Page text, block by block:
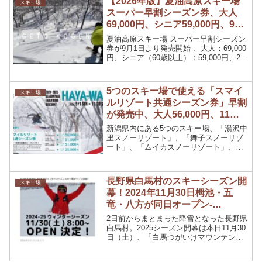
スキー場
スーパー早割シーズン券、大人
69,000円、シニア59,000円、9月
1日～、雪オジ61でリフト券が無
料に
夏油高原スキー場 スーパー早割シーズン
券が9月1日より発売開始 、大人：69,000
円、シニア（60歳以上）：59,000円、20-
雪マジ（19歳～22歳）、雪オジ61（61
歳）はリフト券が無料に。
スキー場
5つのスキー場で使える「スマイ
ルリゾート共通シーズン券」早割
が発売中、大人56,000円、11月
30日まで
新潟県内にある5つのスキー場、「湯沢中
里スノーリゾート」、「舞子スノーリゾ
ート」、「ムイカスノーリゾート」、
ルリゾート共通シーズン券」早割が発売
中。料金は大人56,000円、小学生25,000
円、中高生・60歳以上51,000円、早割期
間は11月30日まで。
スキー場
長野県白馬村のスキーシーズン開
幕！2024年11月30日栂池・五
竜・八方が同日オープン-
HAKUBA VALLEY-
2日前からまとまった降雪となった長野県
白馬村。2025シーズン開幕は本日11月30
日（土）、「白馬つがいけマウンテンリ